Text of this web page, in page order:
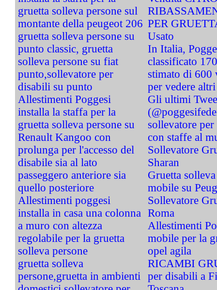
gruetta solleva persone sul
montante della peugeot 206
gruetta solleva persone su
punto classic, gruetta
solleva persone su fiat
punto,sollevatore per
disabili su punto
Allestimenti Poggesi
installa la staffa per la
gruetta solleva persone su
Renault Kangoo con
prolunga per l'accesso del
disabile sia al lato
passeggero anteriore sia
quello posteriore
Allestimenti poggesi
installa in casa una colonna
a muro con altezza
regolabile per la gruetta
solleva persone
gruetta solleva
persone,gruetta in ambienti
PER
Usato
In Italia,
classificato
stimato di 600
per vedere
Gli ultimi
sollevatore
con staffe al
Sollevatore
Sharan
Gruetta
mobile su
Sollevatore
Roma
Allestimenti
mobile per la
opel agila
RICAMBI
per disabili a